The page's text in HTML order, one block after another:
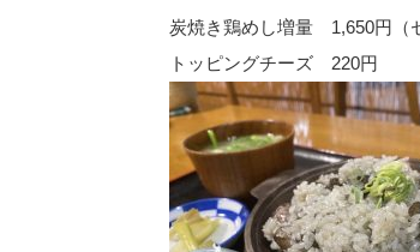
炭焼き鶏めし増量 1,650円（
トッピングチーズ 220円